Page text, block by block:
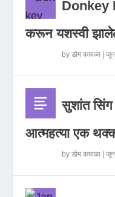
Donkey
करून यशस्वी
byडोम कावळा |
सुशांत सिंग
आत्महत्या एक
byडोम कावळा |